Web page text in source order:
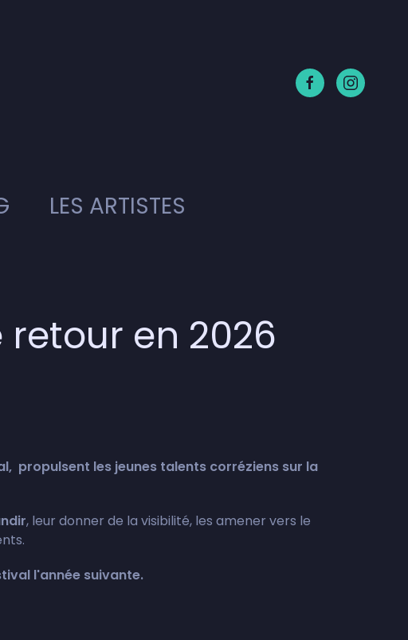
LES ARTISTES
en 2026
propulsent les jeunes talents corréziens sur la
, leur donner de la visibilité, les amener vers le
l'année suivante.